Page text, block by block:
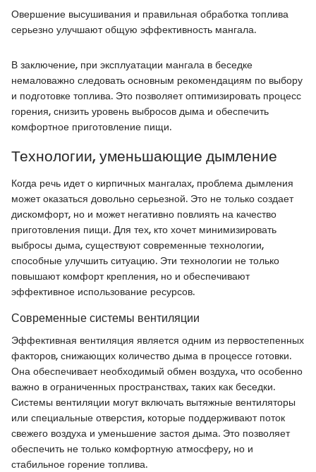
Овершение высушивания и правильная обработка топлива
серьезно улучшают общую эффективность мангала.
В заключение, при эксплуатации мангала в беседке
немаловажно следовать основным рекомендациям по выбору
и подготовке топлива. Это позволяет оптимизировать процесс
горения, снизить уровень выбросов дыма и обеспечить
комфортное приготовление пищи.
Технологии, уменьшающие дымление
Когда речь идет о кирпичных мангалах, проблема дымления
может оказаться довольно серьезной. Это не только создает
дискомфорт, но и может негативно повлиять на качество
приготовления пищи. Для тех, кто хочет минимизировать
выбросы дыма, существуют современные технологии,
способные улучшить ситуацию. Эти технологии не только
повышают комфорт крепления, но и обеспечивают
эффективное использование ресурсов.
Современные системы вентиляции
Эффективная вентиляция является одним из первостепенных
факторов, снижающих количество дыма в процессе готовки.
Она обеспечивает необходимый обмен воздуха, что особенно
важно в ограниченных пространствах, таких как беседки.
Системы вентиляции могут включать вытяжные вентиляторы
или специальные отверстия, которые поддерживают поток
свежего воздуха и уменьшение застоя дыма. Это позволяет
обеспечить не только комфортную атмосферу, но и
стабильное горение топлива.